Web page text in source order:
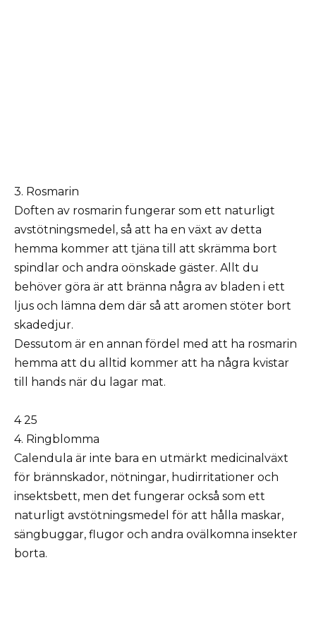
3. Rosmarin
Doften av rosmarin fungerar som ett naturligt
avstötningsmedel, så att ha en växt av detta
hemma kommer att tjäna till att skrämma bort
spindlar och andra oönskade gäster. Allt du
behöver göra är att bränna några av bladen i ett
ljus och lämna dem där så att aromen stöter bort
skadedjur.
Dessutom är en annan fördel med att ha rosmarin
hemma att du alltid kommer att ha några kvistar
till hands när du lagar mat.
4 25
4. Ringblomma
Calendula är inte bara en utmärkt medicinalväxt
för brännskador, nötningar, hudirritationer och
insektsbett, men det fungerar också som ett
naturligt avstötningsmedel för att hålla maskar,
sängbuggar, flugor och andra ovälkomna insekter
borta.